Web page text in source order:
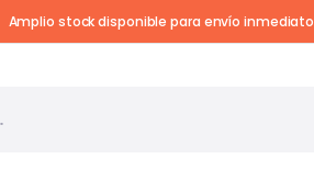
Amplio stock disponible para envío inmediato